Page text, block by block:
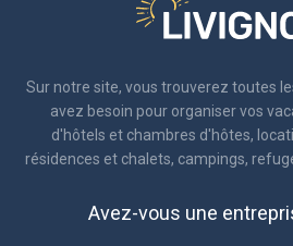
Sur notre site, vous trouverez toutes
avez besoin pour organiser vos
d'hôtels et chambres d'hôtes,
résidences et chalets, campings,
Avez-vous une